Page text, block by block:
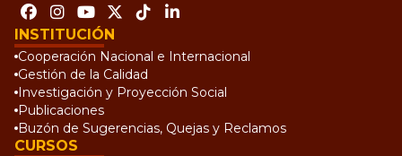
INSTITUCIÓN
Cooperación Nacional e Internacional
Gestión de la Calidad
Investigación y Proyección Social
Publicaciones
Buzón de Sugerencias, Quejas y Reclamos
CURSOS